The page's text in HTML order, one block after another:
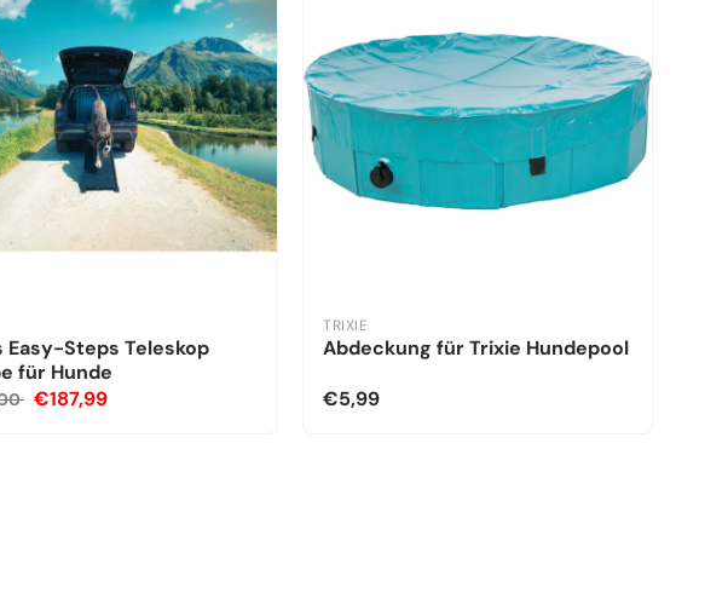
Easy-Steps Teleskop
für Hunde
€187,99
TRIXIE
Abdeckung für Trixie Hundepool
€5,99